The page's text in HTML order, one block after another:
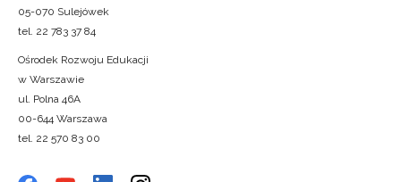
05-070 Sulejówek
tel. 22 783 37 84
Ośrodek Rozwoju Edukacji
w Warszawie
ul. Polna 46A
00-644 Warszawa
tel. 22 570 83 00